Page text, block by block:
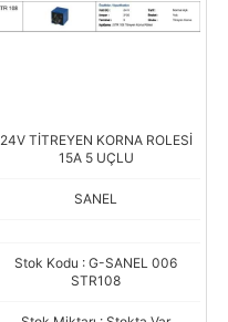
24V TİTREYEN KORNA ROLESİ
15A 5 UÇLU
SANEL
Stok Kodu : G-SANEL 006
STR108